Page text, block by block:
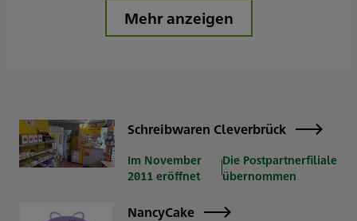
Mehr anzeigen
Schreibwaren Cleverbrück
Im November
2011 eröffnet
Die Postpartnerfiliale
übernommen
NancyCake